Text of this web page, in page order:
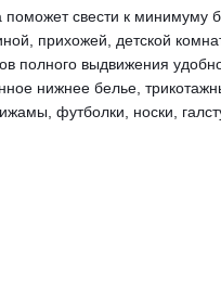
свести к минимуму
прихожей, детской
полного выдвижения
нижнее белье,
футболки, носки,